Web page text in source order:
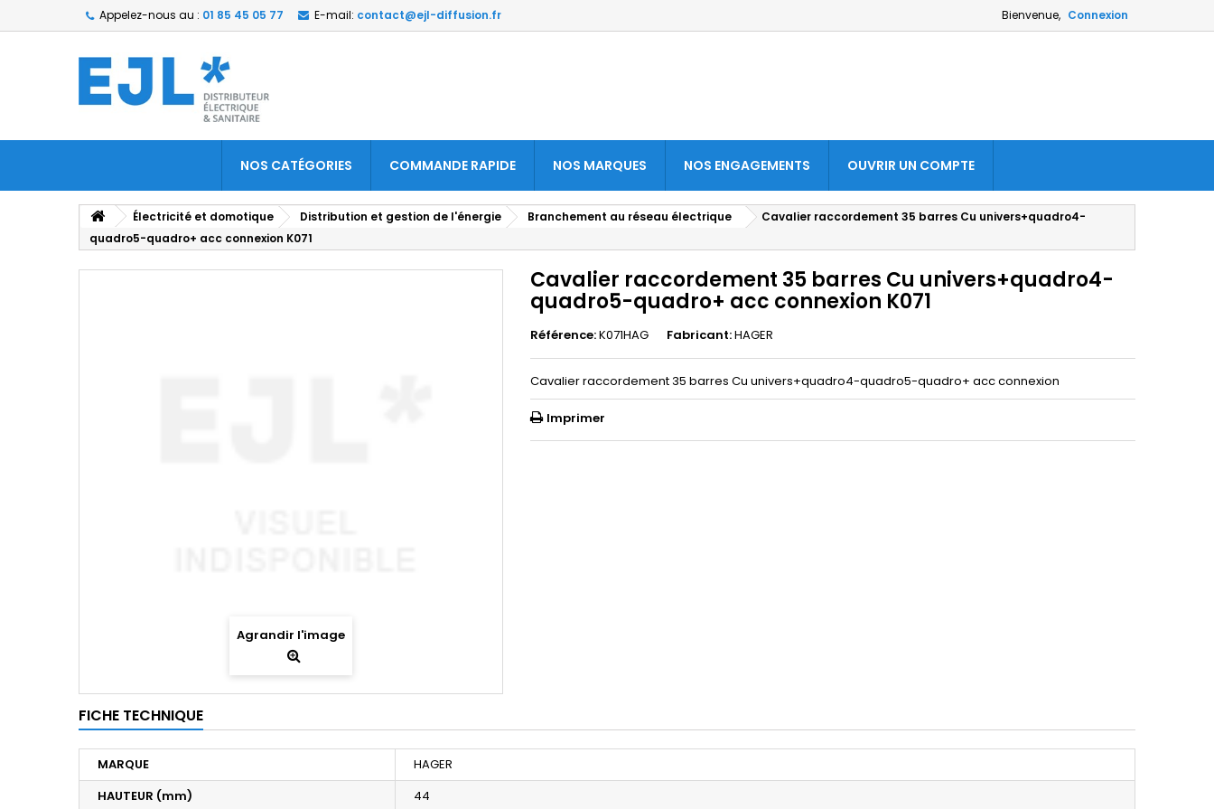
Bienvenue, Connexion
Appelez-nous au : 01 85 45 05 77 E-mail: contact@ejl-diffusion.fr
NOS CATÉGORIES COMMANDE RAPIDE NOS MARQUES NOS ENGAGEMENTS OUVRIR UN COMPTE
Électricité et domotique Distribution et gestion de l'énergie Branchement au réseau électrique
Cavalier raccordement 35 barres Cu univers+quadro4-
quadro5-quadro+ acc connexion K071
Agrandir l'image
Cavalier raccordement 35 barres Cu univers+quadro4-
quadro5-quadro+ acc connexion K071
Référence:K071HAG Fabricant:HAGER
Cavalier raccordement 35 barres Cu univers+quadro4-quadro5-quadro+ acc connexion
Imprimer
FICHE TECHNIQUE
MARQUE
HAGER
HAUTEUR (mm)
44